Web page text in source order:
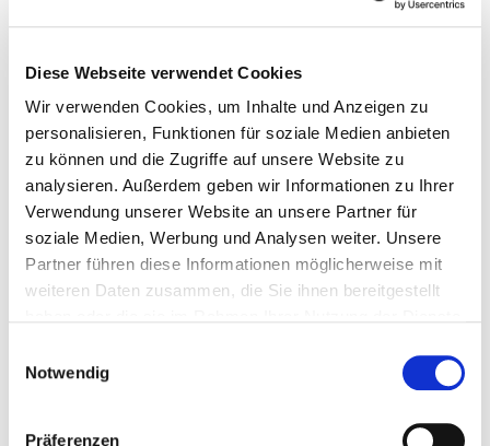
Diese Webseite verwendet Cookies
Wir verwenden Cookies, um Inhalte und Anzeigen zu
personalisieren, Funktionen für soziale Medien anbieten
zu können und die Zugriffe auf unsere Website zu
analysieren. Außerdem geben wir Informationen zu Ihrer
Verwendung unserer Website an unsere Partner für
soziale Medien, Werbung und Analysen weiter. Unsere
Partner führen diese Informationen möglicherweise mit
weiteren Daten zusammen, die Sie ihnen bereitgestellt
Notwendig
Präferenzen